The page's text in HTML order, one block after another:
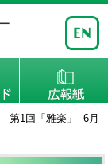
1回「雅楽」 6月